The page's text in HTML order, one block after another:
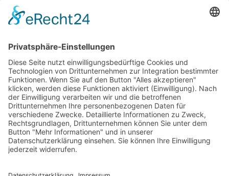
Presse
Veranstaltungen
Newsletter Archiv
RECHTLICHES
Impressum